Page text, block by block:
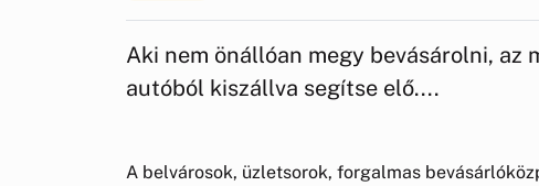
Aki nem önállóan megy bevásárolni,
autóból kiszállva segítse elő....
A belvárosok, üzletsorok, forgalmas